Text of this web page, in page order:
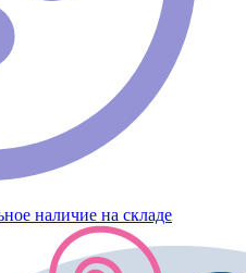
наличие на складе